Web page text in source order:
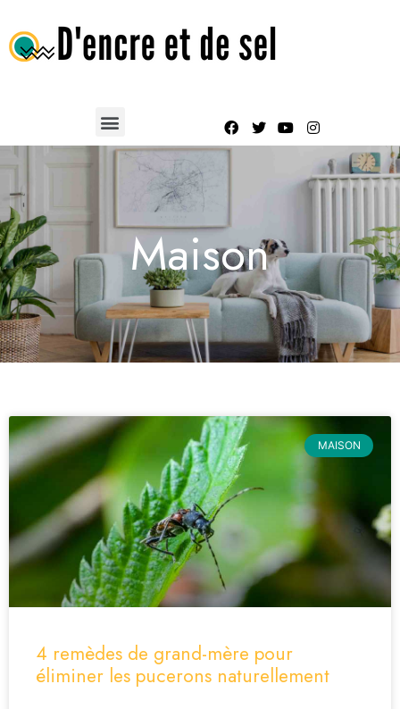
Maison
MAISON
4 remèdes de grand-mère pour
éliminer les pucerons naturellement